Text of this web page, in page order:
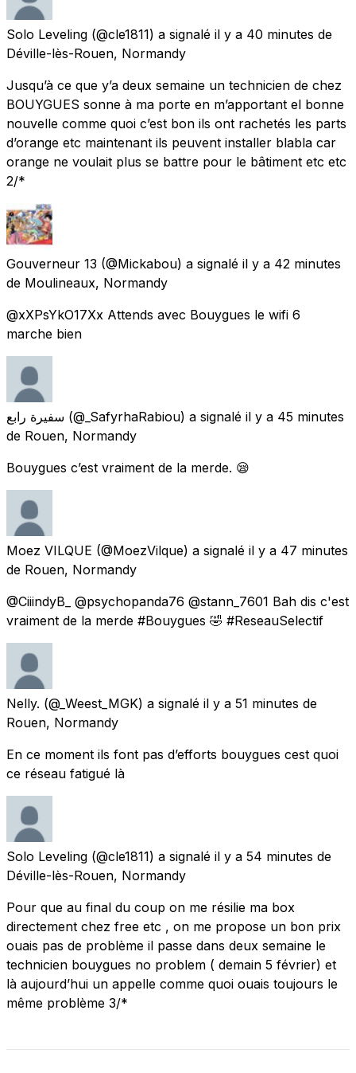
Solo Leveling (@cle1811) a signalé il y a 40 minutes de
Déville-lès-Rouen, Normandy
Jusqu’à ce que y’a deux semaine un technicien de chez
BOUYGUES sonne à ma porte en m’apportant el bonne
nouvelle comme quoi c’est bon ils ont rachetés les parts
d’orange etc maintenant ils peuvent installer blabla car
orange ne voulait plus se battre pour le bâtiment etc etc
2/*
Gouverneur 13 (@Mickabou) a signalé il y a 42 minutes
de Moulineaux, Normandy
@xXPsYkO17Xx Attends avec Bouygues le wifi 6
marche bien
سفيرة رابع (@_SafyrhaRabiou) a signalé il y a 45 minutes
de Rouen, Normandy
Bouygues c’est vraiment de la merde. 😪
Moez VILQUE (@MoezVilque) a signalé il y a 47 minutes
de Rouen, Normandy
@CiiindyB_ @psychopanda76 @stann_7601 Bah dis c'est
vraiment de la merde #Bouygues 🤣 #ReseauSelectif
Nelly. (@_Weest_MGK) a signalé il y a 51 minutes de
Rouen, Normandy
En ce moment ils font pas d’efforts bouygues cest quoi
ce réseau fatigué là
Solo Leveling (@cle1811) a signalé il y a 54 minutes de
Déville-lès-Rouen, Normandy
Pour que au final du coup on me résilie ma box
directement chez free etc , on me propose un bon prix
ouais pas de problème il passe dans deux semaine le
technicien bouygues no problem ( demain 5 février) et
là aujourd’hui un appelle comme quoi ouais toujours le
même problème 3/*